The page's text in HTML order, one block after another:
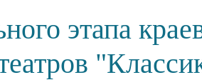
этапа